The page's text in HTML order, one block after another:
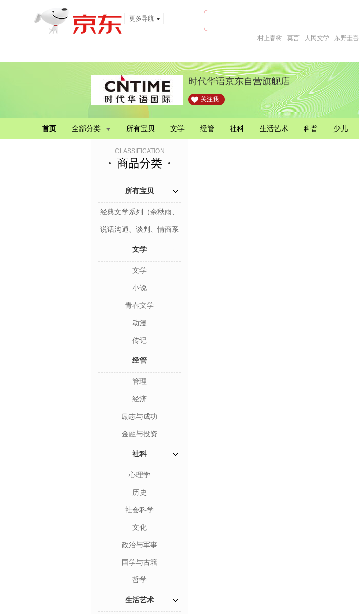
更多导航
村上春树 莫言 人民文学 东野圭吾
时代华语京东自营旗舰店
关注我
首页 全部分类 所有宝贝 文学 经管 社科 生活艺术 科普 少儿
CLASSIFICATION
商品分类
所有宝贝
经典文学系列（余秋雨、
贾平凹、蒋勋、林清玄）
说话沟通、谈判、情商系
文学
文学
小说
青春文学
动漫
传记
经管
管理
经济
励志与成功
金融与投资
社科
心理学
历史
社会科学
文化
政治与军事
国学与古籍
哲学
生活艺术